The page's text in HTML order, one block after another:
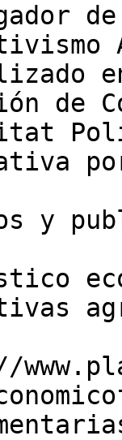
de
y